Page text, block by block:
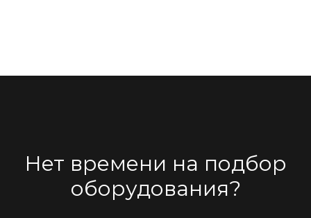
Нет времени на подбор
оборудования?